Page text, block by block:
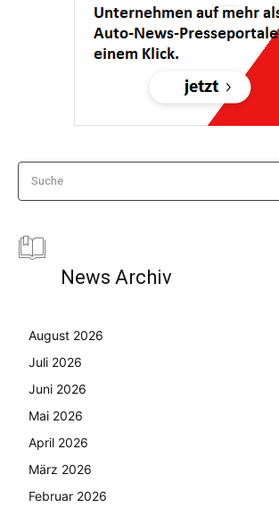
Suche
News Archiv
August 2026
Juli 2026
Juni 2026
Mai 2026
April 2026
März 2026
Februar 2026